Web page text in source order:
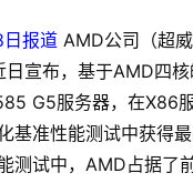
报道 AMD公司（超威
日宣布，基于AMD四
G5服务器，在X86
基准性能测试中获得
测试中，AMD占据了